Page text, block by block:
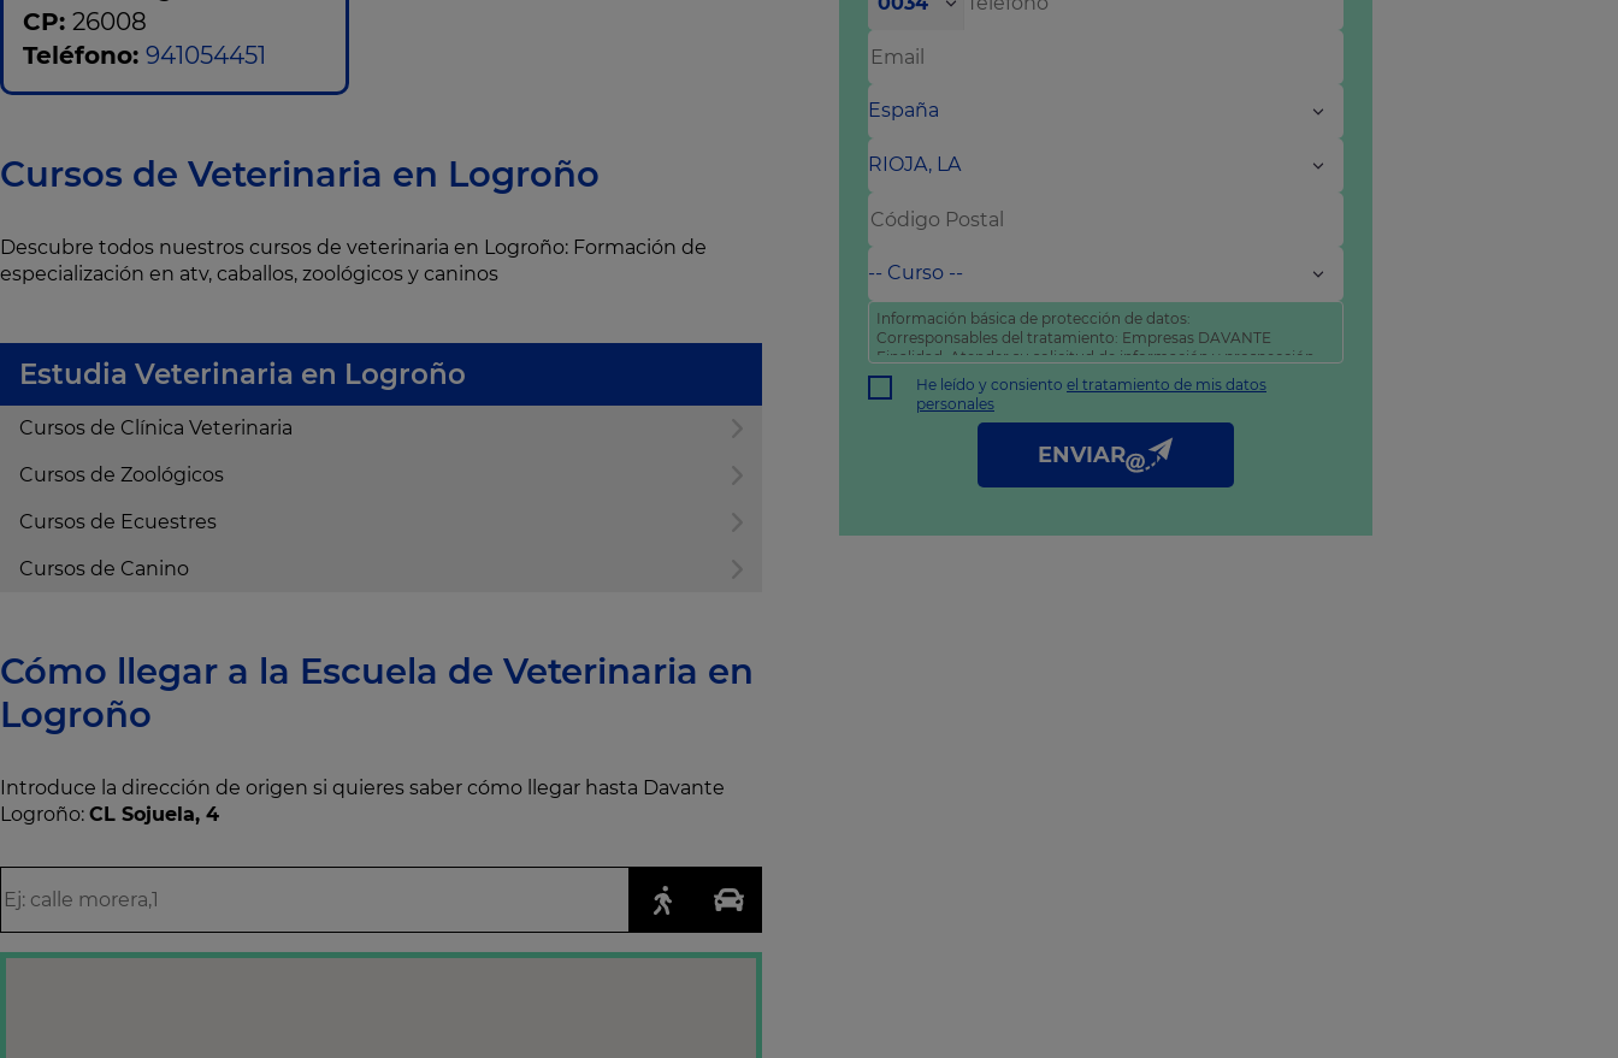
CP: 26008
Teléfono: 941054451
Cursos de Veterinaria en Logroño
Descubre todos nuestros cursos de veterinaria en Logroño: Formación de
especialización en atv, caballos, zoológicos y caninos
Estudia Veterinaria en Logroño
Cursos de Clínica Veterinaria
Cursos de Zoológicos
Cursos de Ecuestres
Cursos de Canino
Cómo llegar a la Escuela de Veterinaria en
Logroño
Introduce la dirección de origen si quieres saber cómo llegar hasta Davante
Logroño: CL Sojuela, 4
Información básica de protección de datos:
Corresponsables del tratamiento: Empresas DAVANTE
Finalidad: Atender su solicitud de información y prospección
comercial
Derechos: Puede acceder, rectificar y suprimir sus datos, así
como otros derechos tal y como se explica en nuestra
política de privacidad
He leído y consiento el tratamiento de mis datos
personales
ENVIAR